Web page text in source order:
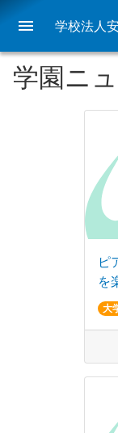
menu 学校法人
学園ニ
ピ
を
大